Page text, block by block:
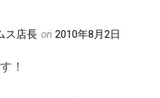
ス店長 on 2010年8月2日
！